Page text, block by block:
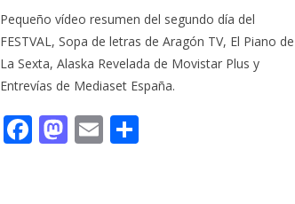
Pequeño vídeo resumen del segundo día del
FESTVAL, Sopa de letras de Aragón TV, El Piano de
La Sexta, Alaska Revelada de Movistar Plus y
Entrevías de Mediaset España.
F M E C